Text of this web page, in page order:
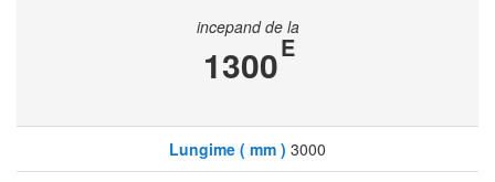
incepand de la
1300E
Lungime ( mm ) 3000